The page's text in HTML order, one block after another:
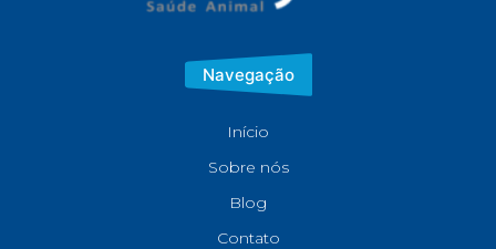
Navegação
Início
Sobre nós
Blog
Contato